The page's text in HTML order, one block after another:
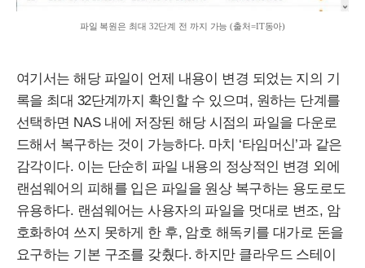
파일 복원은 최대 32단계 전 까지 가능 (출처=IT동아)
여기서는 해당 파일이 언제 내용이 변경 되었는 지의 기
록을 최대 32단계까지 확인할 수 있으며, 원하는 단계를
선택하면 NAS내에 저장된 해당 시점의 파일을 다운로
드해서 복구하는 것이 가능하다. 마치 ‘타임머신’과 같은
감각이다. 이는 단순히 파일 내용의 정상적인 변경 외에
랜섬웨어의 피해를 입은 파일을 원상 복구하는 용도로도
유용하다. 랜섬웨어는 사용자의 파일을 멋대로 변조, 암
호화하여 쓰지 못하게 한 후, 암호 해독키를 대가로 돈을
요구하는 기본 구조를 갖췄다. 하지만 클라우드 스테이